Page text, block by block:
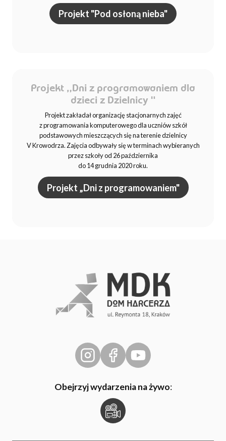
Projekt "Pod osłoną nieba"
Projekt „Dni z programowaniem dla
dzieci z Dzielnicy "
Projekt zakładał organizację stacjonarnych zajęć
z programowania komputerowego dla uczniów szkół
podstawowych mieszczących się na terenie dzielnicy
V Krowodrza. Zajęcia odbywały się w terminach wybieranych
przez szkoły od 26 października
do 14 grudnia 2020 roku.
Projekt „Dni z programowaniem"
Obejrzyj wydarzenia na żywo: